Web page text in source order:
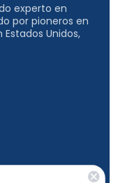
experto en
por pioneros en
Unidos,